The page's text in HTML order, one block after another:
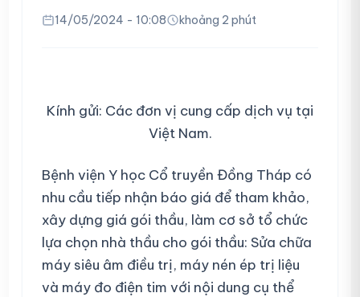
14/05/2024 - 10:08 khoảng 2 phút
Kính gửi: Các đơn vị cung cấp dịch vụ tại
Việt Nam.
Bệnh viện Y học Cổ truyền Đồng Tháp có
nhu cầu tiếp nhận báo giá để tham khảo,
xây dựng giá gói thầu, làm cơ sở tổ chức
lựa chọn nhà thầu cho gói thầu: Sửa chữa
máy siêu âm điều trị, máy nén ép trị liệu
và máy đo điện tim với nội dung cụ thể